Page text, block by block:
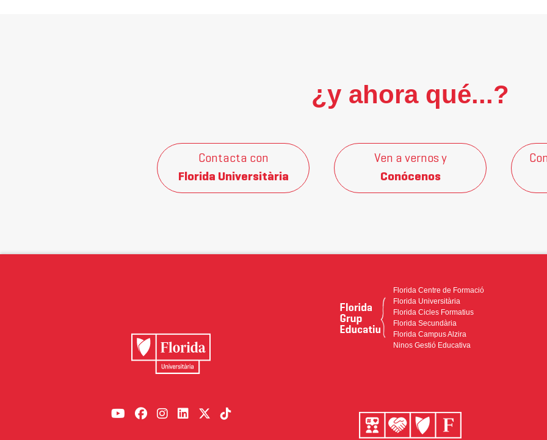
¿y ahora qué...?
Contacta con
Florida Universitària
Ven a vernos y
Conócenos
Florida Centre de Formació
Florida Universitària
Florida Cicles Formatius
Florida Secundària
Florida Campus Alzira
Ninos Gestió Educativa